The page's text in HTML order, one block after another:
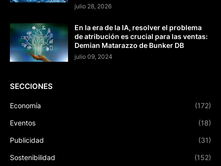
julio 28, 2026
En la era de la IA, resolver el problema
de atribución es crucial para las ventas:
Demian Matarazzo de Bunker DB
julio 09, 2024
SECCIONES
Economía (172)
Eventos (18)
Publicidad (31)
Sostenibilidad (152)